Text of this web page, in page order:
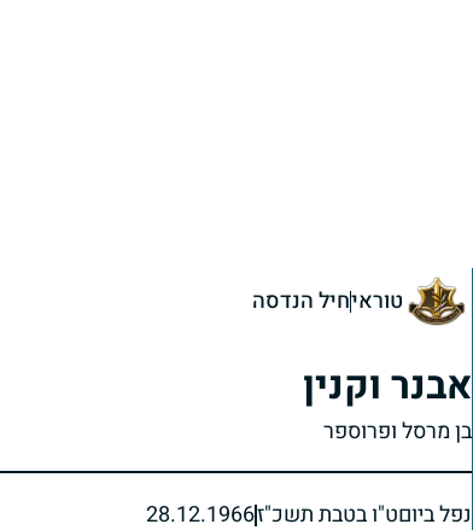
טוראיחיל הנדסה
אבנר וקנין
בן מרסל ופרוספר
נפל ביוםט"ו בטבת תשכ"ז28.12.1966